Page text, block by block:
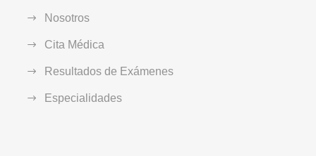
Nosotros
Cita Médica
Resultados de Exámenes
Especialidades